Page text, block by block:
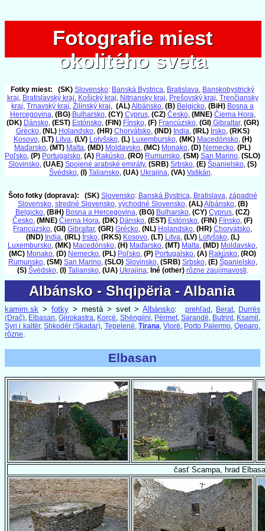
Fotografie miest
okolitého sveta
Fotografie miest
okolitého sveta
Fotky miest: (SK) Slovensko: Banská Bystrica, Bratislava, Banskobystrický
kraj, Bratislavský kraj, Košický kraj, Nitriansky kraj, Prešovský kraj, Trenčiansky
kraj, Trnavský kraj, Žilinský kraj, (AL)Albánsko, (B) Belgicko, (BiH) Bosna a
Hercegovina, (BG) Bulharsko, (CY) Cyprus, (CZ) Česko, (MNE) Čierna Hora,
(DK) Dánsko, (EST) Estónsko, (FIN) Fínsko, (F) Francúzsko, (GI) Gibraltar, (GR)
Grécko, (NL) Holandsko, (HR) Chorvátsko, (IND) India, (IRL) Írsko, (RKS)
Kosovo, (LT) Litva, (LV) Lotyšsko, (L) Luxembursko, (MK) Macedónsko, (H)
Maďarsko, (MT) Malta, (MD) Moldavsko, (MC) Monako, (D) Nemecko, (PL)
Poľsko, (P) Portugalsko, (A) Rakúsko, (RO) Rumunsko, (SM) San Marino, (SLO)
Slovinsko, (UAE) Spojené arabské emiráty, (SRB) Srbsko, (E) Španielsko, (S)
Švédsko, (I) Taliansko, (UA) Ukrajina, (VA) Vatikán.
Šoto fotky (doprava): (SK) Slovensko: Banská Bystrica, Bratislava, západné
Slovensko, stredné Slovensko, východné Slovensko, (AL)Albánsko, (B)
Belgicko, (BiH) Bosna a Hercegovina, (BG) Bulharsko, (CY) Cyprus, (CZ)
Česko, (MNE) Čierna Hora, (DK) Dánsko, (EST) Estónsko, (FIN) Fínsko, (F)
Francúzsko, (GI) Gibraltar, (GR) Grécko, (NL) Holandsko, (HR) Chorvátsko,
(IND) India, (IRL) Írsko, (RKS) Kosovo, (LT) Litva, (LV) Lotyšsko, (L)
Luxembursko, (MK) Macedónsko, (H) Maďarsko, (MT) Malta, (MD) Moldavsko,
(MC) Monako, (D) Nemecko, (PL) Poľsko, (P) Portugalsko, (A) Rakúsko, (RO)
Rumunsko, (SM) San Marino, (SLO) Slovinsko, (SRB) Srbsko, (E) Španielsko,
(S) Švédsko, (I) Taliansko, (UA) Ukrajina; Iné (other) rôzne zaujímavosti.
Albánsko - Shqipëria - Albania
Albánsko - Shqipëria - Albania
kamim.sk > fotky> mestá > svet >Albánsko: prehľad , Berat, Durrës
(Drač), Elbasan,Gjirokastra, Korçë, Shëngjini, Përmet, Sarandë, Butrint, Ksamil ,
Syri i kaltër, Shkodër (Skadar), Tepelenë, Tirana,Vlorë, Porto Palermo,Qeparo,
rôzne.
Elbasan
časť Scampa, hrad